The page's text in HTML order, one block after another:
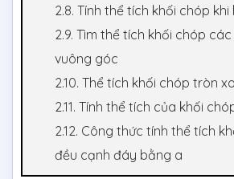
2.8. Tính thể tích khối chóp
2.9. Tìm thể tích khối chóp
vuông góc
2.10. Thể tích khối chóp tròn
2.11. Tính thể tích của khối
2.12. Công thức tính thể tích
đều cạnh đáy bằng a